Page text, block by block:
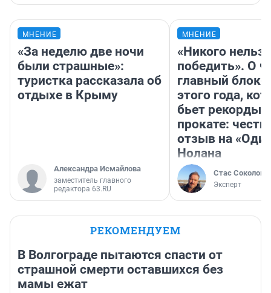
МНЕНИЕ
«За неделю две ночи
были страшные»:
туристка рассказала об
отдыхе в Крыму
Александра Исмайлова
заместитель главного
редактора 63.RU
МНЕНИЕ
«Никого нельзя
победить». О
главный
этого года,
бьет рекорды в
прокате:
отзыв на
Нолана
Стас Соколов
Эксперт
РЕКОМЕНДУЕМ
В Волгограде пытаются спасти от
страшной смерти оставшихся без
мамы ежат